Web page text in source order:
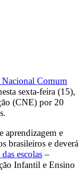
Nacional Comum
sexta-feira (15),
(CNE) por 20
aprendizagem e
brasileiros e deverá
escolas–
Infantil e Ensino